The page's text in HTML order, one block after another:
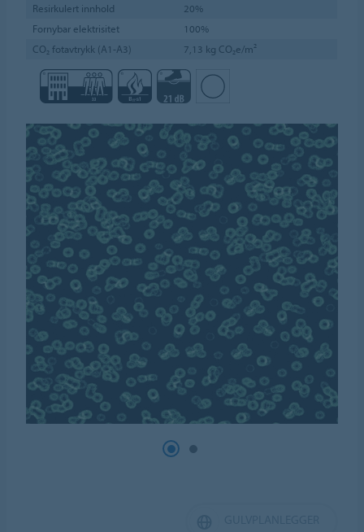
Resirkulert innhold
20%
Fornybar elektrisitet
100%
CO₂ fotavtrykk (A1-A3)
7,13 kg CO₂e/m²